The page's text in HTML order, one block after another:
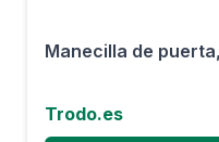
Manecilla de
Trodo.es